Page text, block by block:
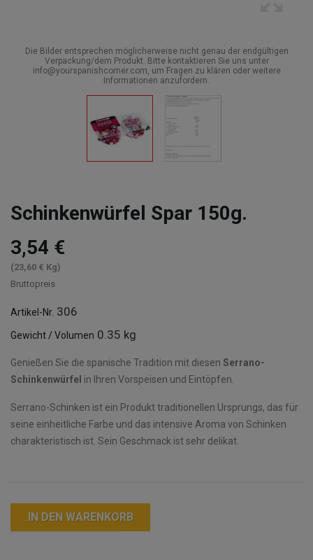
Die Bilder entsprechen möglicherweise nicht genau der endgültigen
Verpackung/dem Produkt. Bitte kontaktieren Sie uns unter
info@yourspanishcorner.com, um Fragen zu klären oder weitere
Informationen anzufordern.
Schinkenwürfel Spar 150g.
3,54 €
(23,60 € Kg)
Bruttopreis
Artikel-Nr. 306
Gewicht / Volumen 0.35 kg
Genießen Sie die spanische Tradition mit diesen Serrano-
Schinkenwürfel in Ihren Vorspeisen und Eintöpfen.
Serrano-Schinken ist ein Produkt traditionellen Ursprungs, das für
seine einheitliche Farbe und das intensive Aroma von Schinken
charakteristisch ist. Sein Geschmack ist sehr delikat.
IN DEN WARENKORB